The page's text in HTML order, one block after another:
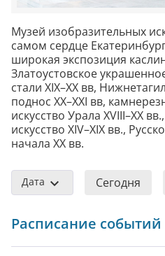
Музей изобразительных
самом сердце
широкая экспозиция
Златоустовское
стали XIX–XX вв,
поднос XX–XXI вв,
искусство Урала XVIII–XX
искусство XIV–XIX вв.,
начала XX вв.
Дата Сегодня
Расписание событий